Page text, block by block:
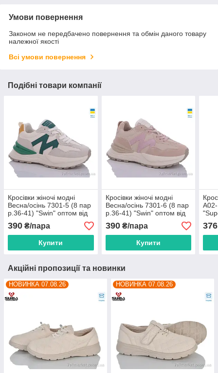
Умови повернення
Законом не передбачено повернення та обмін даного товару
належної якості
Всі умови повернення
Подібні товари компанії
Кросівки жіночі модні
Весна/осінь 7301-5 (8 пар
р.36-41) "Swin" оптом від
прямого постачальника
390 ₴/пара
Купити
Кросівки жіночі модні
Весна/осінь 7301-6 (8 пар
р.36-41) "Swin" оптом від
прямого постачальника
390₴/пара
Купити
376
Акційні пропозиції та новинки
НОВИНКА 07.08.26 НОВИНКА 07.08.26